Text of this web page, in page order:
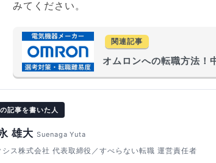
みてください。
関連記事
オムロンへの転職方法！
記事を書いた人
雄大 Suenaga Yuta
シス株式会社 代表取締役／すべらない転職 運営責任者